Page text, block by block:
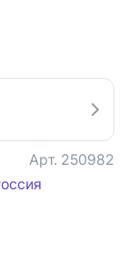
Арт. 250982